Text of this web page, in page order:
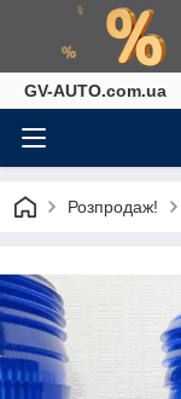
GV-AUTO.com.ua
Розпродаж!